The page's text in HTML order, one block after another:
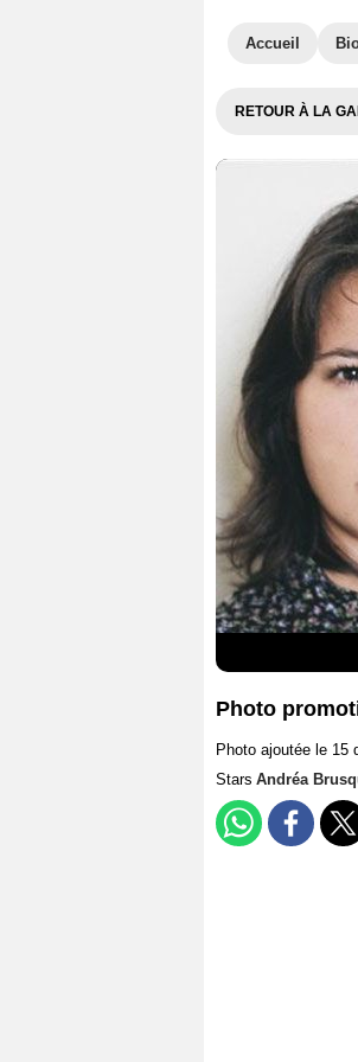
Accueil
RETOUR À LA
Photo
Photo ajoutée le 15
Stars Andréa